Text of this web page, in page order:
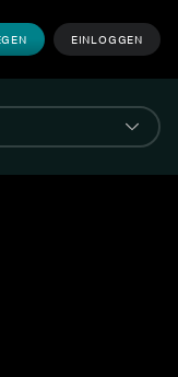
EINLOGGEN